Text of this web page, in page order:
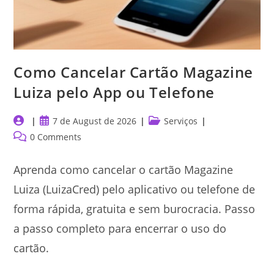
Como Cancelar Cartão Magazine
Luiza pelo App ou Telefone
Post
author:
Post
published:
7 de August de 2026
PostServiços
Post0 Comments
Aprenda como cancelar o cartão Magazine
Luiza (LuizaCred) pelo aplicativo ou telefone de
forma rápida, gratuita e sem burocracia. Passo
a passo completo para encerrar o uso do
cartão.